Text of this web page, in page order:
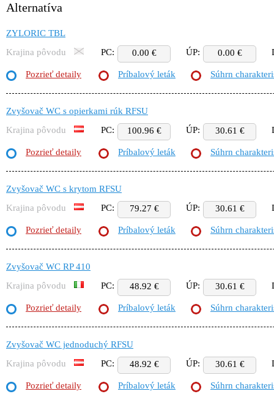
Alternatíva
ZYLORIC TBL
Krajina pôvodu
PC: 0.00 € ÚP: 0.00 €
Pozrieť detaily Príbalový leták Súhrn
Zvyšovač WC s opierkami rúk RFSU
Krajina pôvodu
PC: 100.96 € ÚP: 30.61 €
Pozrieť detaily Príbalový leták Súhrn
Zvyšovač WC s krytom RFSU
Krajina pôvodu
PC: 79.27 € ÚP: 30.61 €
Pozrieť detaily Príbalový leták Súhrn
Zvyšovač WC RP 410
Krajina pôvodu
PC: 48.92 € ÚP: 30.61 €
Pozrieť detaily Príbalový leták Súhrn
Zvyšovač WC jednoduchý RFSU
Krajina pôvodu
PC: 48.92 € ÚP: 30.61 €
Pozrieť detaily Príbalový leták Súhrn